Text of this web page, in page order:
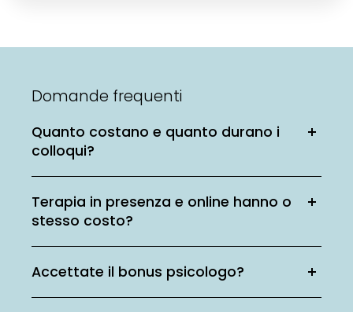
Domande frequenti
Quanto costano e quanto durano i
colloqui?
Terapia in presenza e online hanno o
stesso costo?
Accettate il bonus psicologo?